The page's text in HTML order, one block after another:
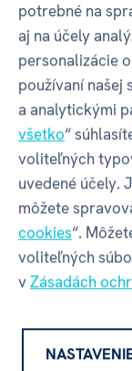
Web
Máte
Napíšte
potrebné na
aj na účely
personalizácie
používaní našej
a analytickými
všetko“
voliteľných
uvedené účely.
môžete
cookies“.
voliteľných
vZásadách